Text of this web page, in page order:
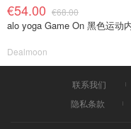
€54.00 €68.00
alo yoga Game On 黑色运动
Dealmoon
联系我们
隐私条款